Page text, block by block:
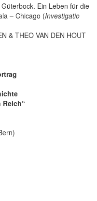
Ein Leben für die
– Chicago (Investigatio
& THEO VAN DEN HOUT